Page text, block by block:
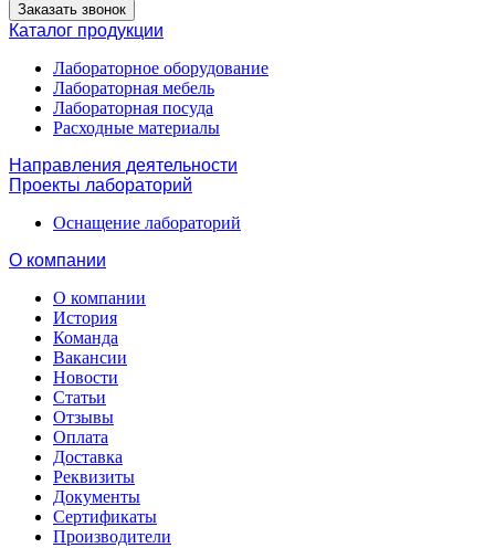
Заказать звонок
Каталог продукции
Лабораторное оборудование
Лабораторная мебель
Лабораторная посуда
Расходные материалы
Направления деятельности
Проекты лабораторий
Оснащение лабораторий
О компании
О компании
История
Команда
Вакансии
Новости
Статьи
Отзывы
Оплата
Доставка
Реквизиты
Документы
Сертификаты
Производители